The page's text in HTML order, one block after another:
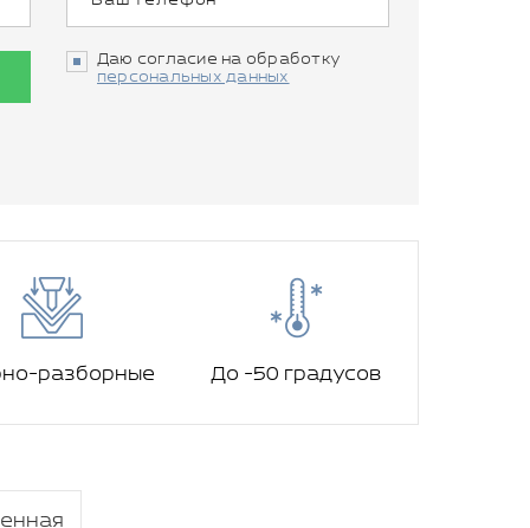
Даю согласие на обработку
персональных данных
разборные До -50 градусов